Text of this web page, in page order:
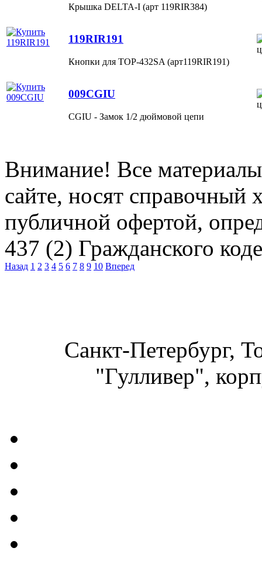
Крышка DELTA-I (арт 119RIR384)
119RIR191
Кнопки для TOP-432SA (арт119RIR191)
009CGIU
CGIU - Замок 1/2 дюймовой цепи
Внимание! Все
сайте, носят справочный
публичной офертой,
437 (2) Гражданского
Назад 1 2 3 4 5 6 7 8 9 10 Вперед
Санкт-Петербург,
"Гулливер",